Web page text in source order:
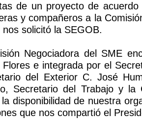
de un proyecto de
y compañeros a la
solicitó la SEGOB.
Negociadora del SME
Flores e integrada por el
del Exterior C. José
Secretario del Trabajo y
disponibilidad de nuestra
que nos compartió el